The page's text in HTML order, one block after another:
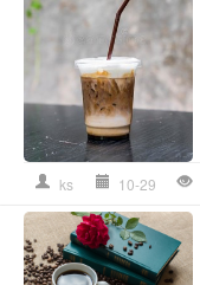
ks 10-29